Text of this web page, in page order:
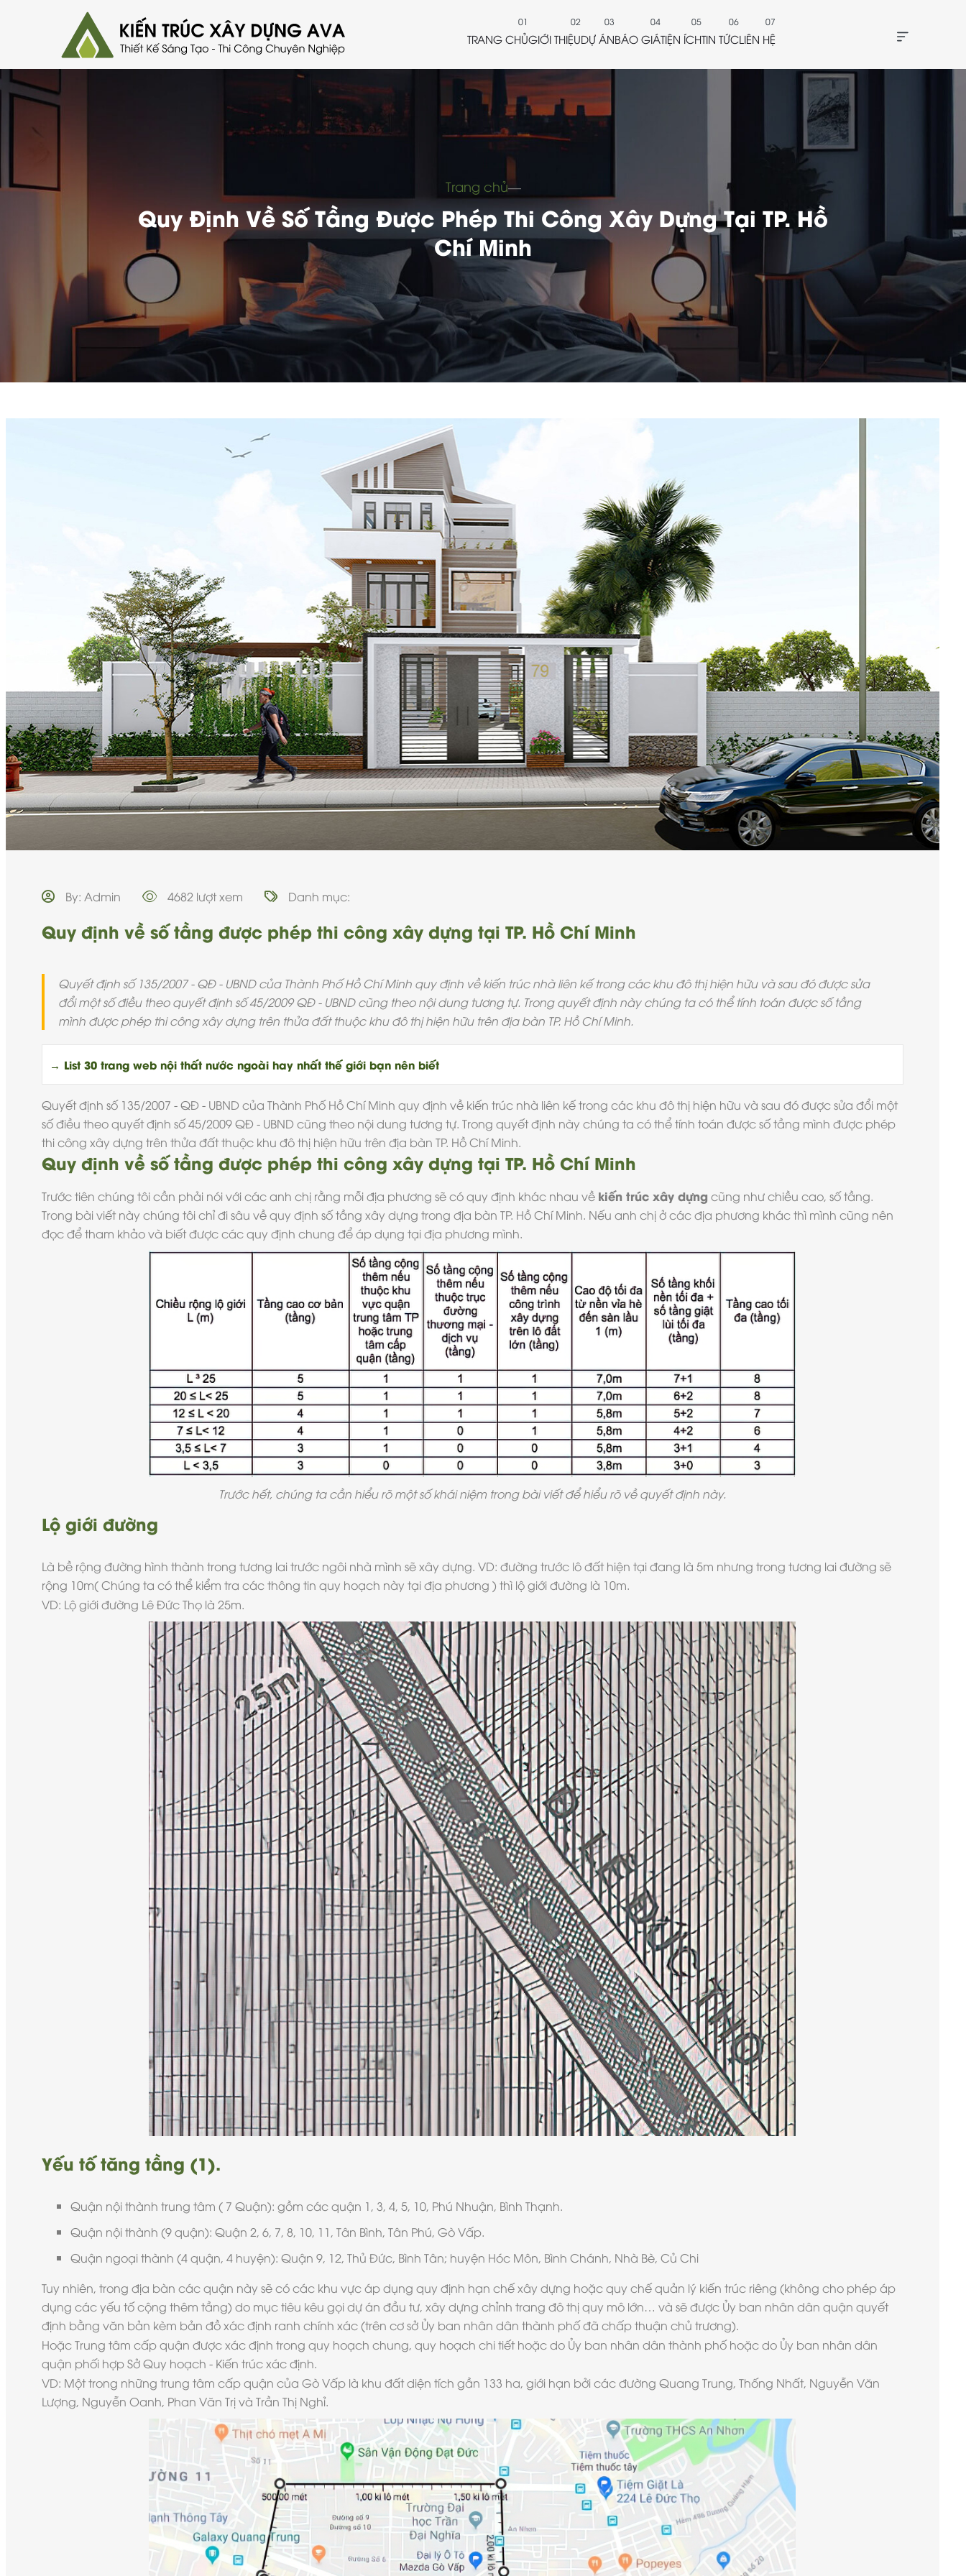
TRANG CHỦGIỚI THIỆUDỰ ÁNBÁO GIÁTIỆN ÍCHTIN TỨCLIÊN HỆ
Trang chủ―
Quy Định Về Số Tầng Được Phép Thi Công Xây Dựng Tại TP. Hồ
Chí Minh
By: Admin 4682 lượt xem Danh mục:
Quy định về số tầng được phép thi công xây dựng tại TP. Hồ Chí Minh
Quyết định số 135/2007 - QĐ - UBND của Thành Phố Hồ Chí Minh quy định về kiến trúc nhà liên kế trong các khu đô thị hiện hữu và sau đó được sửa
đổi một số điều theo quyết định số 45/2009 QĐ - UBND cũng theo nội dung tương tự. Trong quyết định này chúng ta có thể tính toán được số tầng
mình được phép thi công xây dựng trên thửa đất thuộc khu đô thị hiện hữu trên địa bàn TP. Hồ Chí Minh.
→ List 30 trang web nội thất nước ngoài hay nhất thế giới bạn nên biết
Quyết định số 135/2007 - QĐ - UBND của Thành Phố Hồ Chí Minh quy định về kiến trúc nhà liên kế trong các khu đô thị hiện hữu và sau đó được sửa đổi một
số điều theo quyết định số 45/2009 QĐ - UBND cũng theo nội dung tương tự. Trong quyết định này chúng ta có thể tính toán được số tầng mình được phép
thi công xây dựng trên thửa đất thuộc khu đô thị hiện hữu trên địa bàn TP. Hồ Chí Minh.
Quy định về số tầng được phép thi công xây dựng tại TP. Hồ Chí Minh
Trước tiên chúng tôi cần phải nói với các anh chị rằng mỗi địa phương sẽ có quy định khác nhau về kiến trúc xây dựng cũng như chiều cao, số tầng.
Trong bài viết này chúng tôi chỉ đi sâu vềquy định số tầng xây dựng trong địa bàn TP. Hồ Chí Minh. Nếu anh chị ở các địa phương khác thì mình cũng nên
đọc để tham khảo và biết được các quy định chung để áp dụng tại địa phương mình.
Trước hết, chúng ta cần hiểu rõ một số khái niệm trong bài viết để hiểu rõ về quyết định này.
Lộ giới đường
Là bề rộng đường hình thành trong tương lai trước ngôi nhà mình sẽ xây dựng. VD: đường trước lô đất hiện tại đang là 5m nhưng trong tương lai đường sẽ
rộng 10m( Chúng ta có thể kiểm tra các thông tin quy hoạch này tại địa phương ) thì lộ giới đường là 10m.
VD: Lộ giới đường Lê Đức Thọ là 25m.
Yếu tố tăng tầng (1).
Quận nội thành trung tâm ( 7 Quận): gồm các quận 1, 3, 4, 5, 10, Phú Nhuận, Bình Thạnh.
Quận nội thành (9 quận): Quận 2, 6, 7, 8, 10, 11, Tân Bình, Tân Phú, Gò Vấp.
Quận ngoại thành (4 quận, 4 huyện): Quận 9, 12, Thủ Đức, Bình Tân; huyện Hóc Môn, Bình Chánh, Nhà Bè, Củ Chi
Tuy nhiên, trong địa bàn các quận này sẽ có các khu vực áp dụng quy định hạn chế xây dựng hoặc quy chế quản lý kiến trúc riêng (không cho phép áp
dụng các yếu tố cộng thêm tầng) do mục tiêu kêu gọi dự án đầu tư, xây dựng chỉnh trang đô thị quy mô lớn… và sẽ được Ủy ban nhân dân quận quyết
định bằng văn bản kèm bản đồ xác định ranh chính xác (trên cơ sở Ủy ban nhân dân thành phố đã chấp thuận chủ trương).
Hoặc Trung tâm cấp quận được xác định trong quy hoạch chung, quy hoạch chi tiết hoặc do Ủy ban nhân dân thành phố hoặc do Ủy ban nhân dân
quận phối hợp Sở Quy hoạch - Kiến trúc xác định.
VD: Một trong những trung tâm cấp quận của Gò Vấp là khu đất diện tích gần 133 ha, giới hạn bởi các đường Quang Trung, Thống Nhất, Nguyễn Văn
Lượng, Nguyễn Oanh, Phan Văn Trị và Trần Thị Nghỉ.